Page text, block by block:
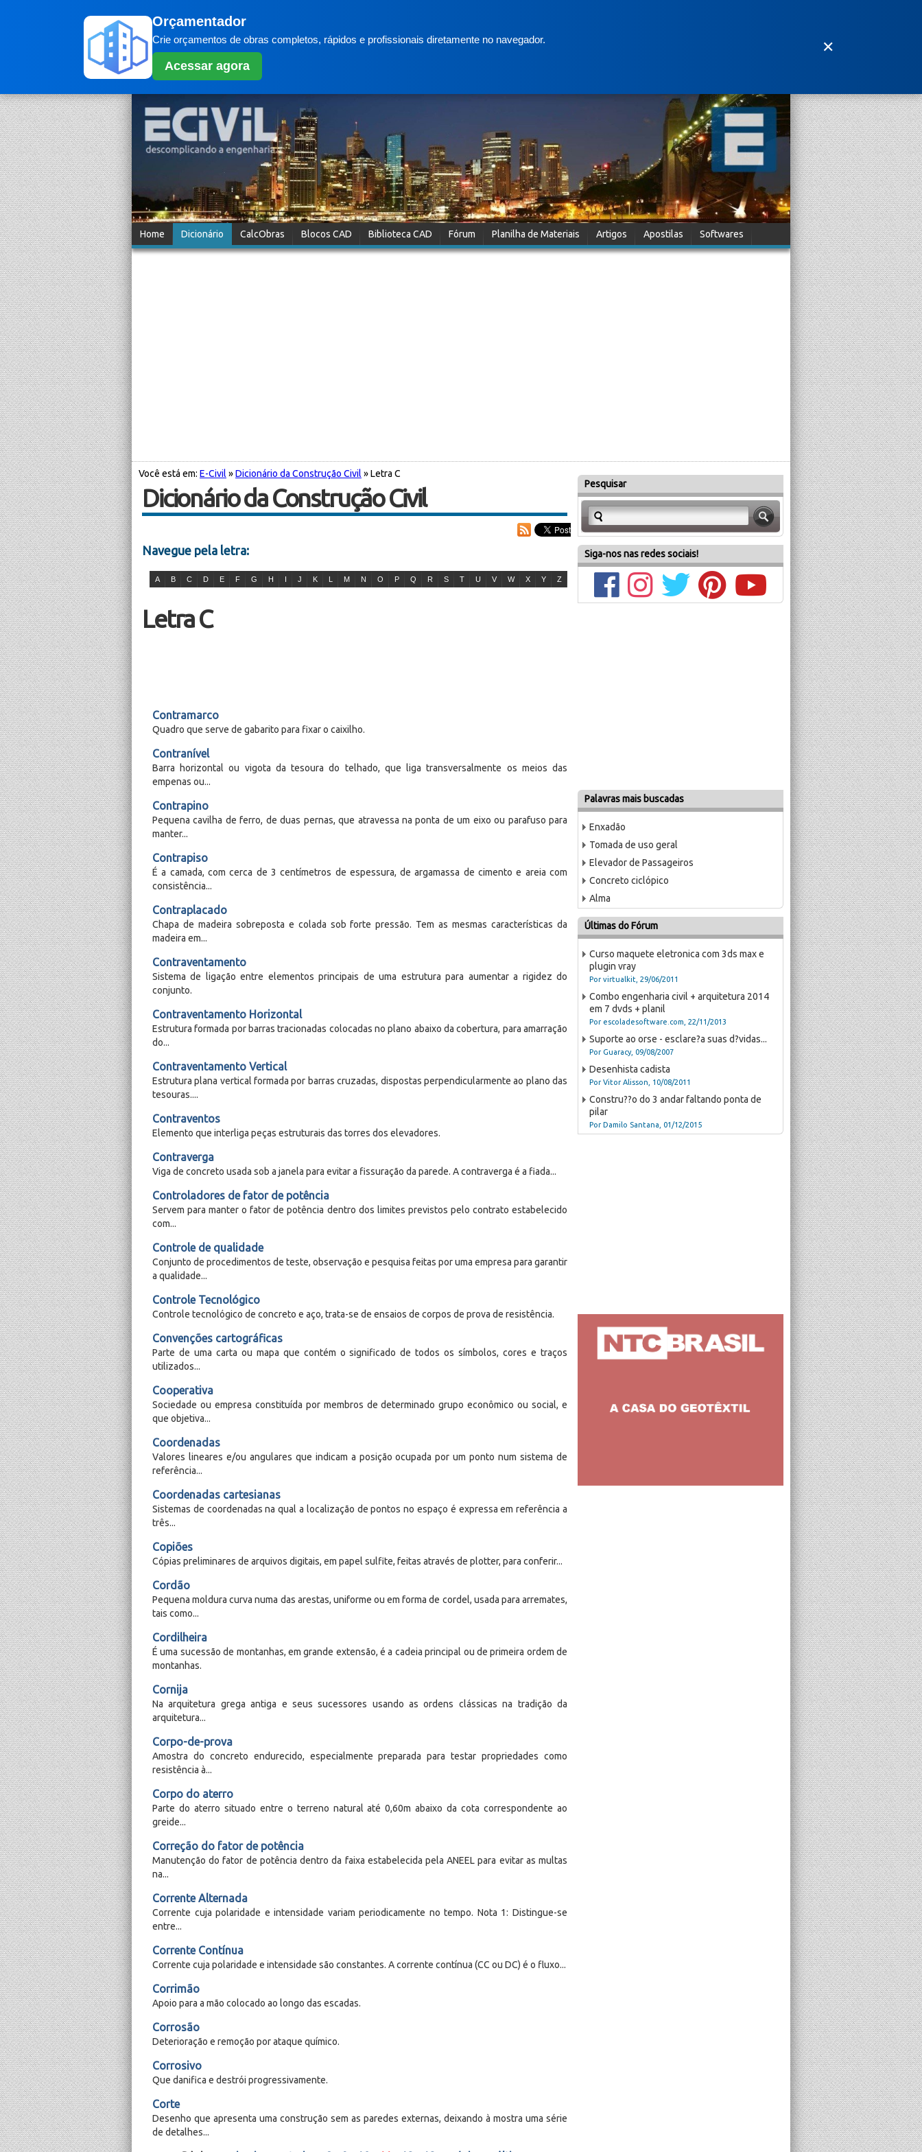
Orçamentador
Crie orçamentos de obras completos, rápidos e profissionais diretamente no navegador.
Acessar agora
✕
Home Dicionário CalcObras Blocos CAD Biblioteca CAD Fórum Planilha de Materiais Artigos Apostilas Softwares
Você está em: E-Civil »Dicionário da Construção Civil » Letra C
Dicionário da Construção Civil
Navegue pela letra:
A B C D E F G H I J K L M N O P Q R S T U V W X Y Z
Letra C
Contramarco
Quadro que serve de gabarito para fixar o caixilho.
Contranível
Barra horizontal ou vigota da tesoura do telhado, que liga transversalmente os meios das
empenas ou...
Contrapino
Pequena cavilha de ferro, de duas pernas, que atravessa na ponta de um eixo ou parafuso para
manter...
Contrapiso
É a camada, com cerca de 3 centímetros de espessura, de argamassa de cimento e areia com
consistência...
Contraplacado
Chapa de madeira sobreposta e colada sob forte pressão. Tem as mesmas características da
madeira em...
Contraventamento
Sistema de ligação entre elementos principais de uma estrutura para aumentar a rigidez do
conjunto.
Contraventamento Horizontal
Estrutura formada por barras tracionadas colocadas no plano abaixo da cobertura, para amarração
do...
Contraventamento Vertical
Estrutura plana vertical formada por barras cruzadas, dispostas perpendicularmente ao plano das
tesouras....
Contraventos
Elemento que interliga peças estruturais das torres dos elevadores.
Contraverga
Viga de concreto usada sob a janela para evitar a fissuração da parede. A contraverga é a fiada...
Controladores de fator de potência
Servem para manter o fator de potência dentro dos limites previstos pelo contrato estabelecido
com...
Controle de qualidade
Conjunto de procedimentos de teste, observação e pesquisa feitas por uma empresa para garantir
a qualidade...
Controle Tecnológico
Controle tecnológico de concreto e aço, trata-se de ensaios de corpos de prova de resistência.
Convenções cartográficas
Parte de uma carta ou mapa que contém o significado de todos os símbolos, cores e traços
utilizados...
Cooperativa
Sociedade ou empresa constituída por membros de determinado grupo econômico ou social, e
que objetiva...
Coordenadas
Valores lineares e/ou angulares que indicam a posição ocupada por um ponto num sistema de
referência...
Coordenadas cartesianas
Sistemas de coordenadas na qual a localização de pontos no espaço é expressa em referência a
três...
Copiões
Cópias preliminares de arquivos digitais, em papel sulfite, feitas através de plotter, para conferir...
Cordão
Pequena moldura curva numa das arestas, uniforme ou em forma de cordel, usada para arremates,
tais como...
Cordilheira
É uma sucessão de montanhas, em grande extensão, é a cadeia principal ou de primeira ordem de
montanhas.
Cornija
Na arquitetura grega antiga e seus sucessores usando as ordens clássicas na tradição da
arquitetura...
Corpo-de-prova
Amostra do concreto endurecido, especialmente preparada para testar propriedades como
resistência à...
Corpo do aterro
Parte do aterro situado entre o terreno natural até 0,60m abaixo da cota correspondente ao
greide...
Correção do fator de potência
Manutenção do fator de potência dentro da faixa estabelecida pela ANEEL para evitar as multas
na...
Corrente Alternada
Corrente cuja polaridade e intensidade variam periodicamente no tempo. Nota 1: Distingue-se
entre...
Corrente Contínua
Corrente cuja polaridade e intensidade são constantes. A corrente contínua (CC ou DC) é o fluxo...
Corrimão
Apoio para a mão colocado ao longo das escadas.
Corrosão
Deterioração e remoção por ataque químico.
Corrosivo
Que danifica e destrói progressivamente.
Corte
Desenho que apresenta uma construção sem as paredes externas, deixando à mostra uma série
de detalhes...
Pesquisar
Siga-nos nas redes sociais!
Palavras mais buscadas
Enxadão
Tomada de uso geral
Elevador de Passageiros
Concreto ciclópico
Alma
Últimas do Fórum
Curso maquete eletronica com 3ds max e
plugin vray
Por virtualkit, 29/06/2011
Combo engenharia civil + arquitetura 2014
em 7 dvds + planil
Por escoladesoftware.com, 22/11/2013
Suporte ao orse - esclare?a suas d?vidas...
Por Guaracy, 09/08/2007
Desenhista cadista
Por Vitor Alisson, 10/08/2011
Constru??o do 3 andar faltando ponta de
pilar
Por Damilo Santana, 01/12/2015